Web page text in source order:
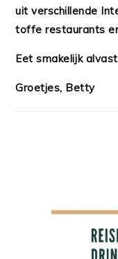
uit verschillende
toffe restaurants
Eet smakelijk
Groetjes, Betty